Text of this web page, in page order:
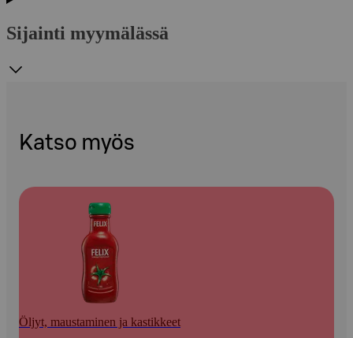
Sijainti myymälässä
Katso myös
Öljyt, maustaminen ja kastikkeet